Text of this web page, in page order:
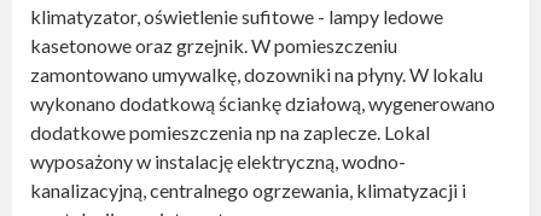
klimatyzator, oświetlenie sufitowe - lampy ledowe
kasetonowe oraz grzejnik. W pomieszczeniu
zamontowano umywalkę, dozowniki na płyny. W lokalu
wykonano dodatkową ściankę działową, wygenerowano
dodatkowe pomieszczenia np na zaplecze. Lokal
wyposażony w instalację elektryczną, wodno-
kanalizacyjną, centralnego ogrzewania, klimatyzacji i